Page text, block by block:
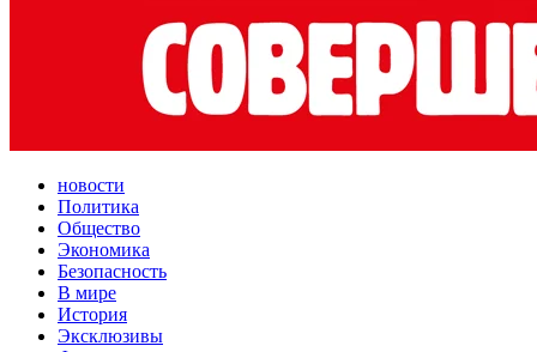
новости
Политика
Общество
Экономика
Безопасность
В мире
История
Эксклюзивы